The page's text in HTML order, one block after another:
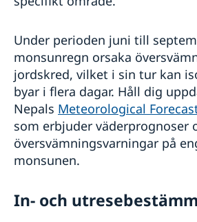
Under perioden juni till
monsunregn orsaka
jordskred, vilket i sin tur kan
byar i flera dagar. Håll dig
Nepals Meteorological
som erbjuder väderprognoser
översvämningsvarningar på
monsunen.
In- och